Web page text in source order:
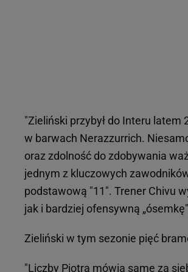
"Zieliński przybył do Interu latem
w barwach Nerazzurrich.
oraz zdolność do zdobywania
jednym z kluczowych
podstawową "11". Trener Chivu
jak i bardziej ofensywną
Zieliński w tym sezonie pięć
"Liczby Piotra mówią same za